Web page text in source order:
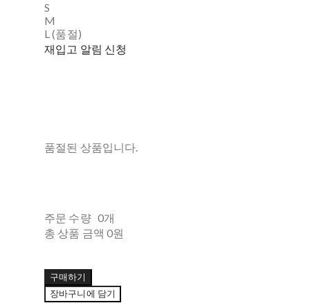
S
M
L (품절)
재입고 알림 신청
품절된 상품입니다.
주문 수량 0개
총 상품 금액 0원
구매하기
장바구니에 담기